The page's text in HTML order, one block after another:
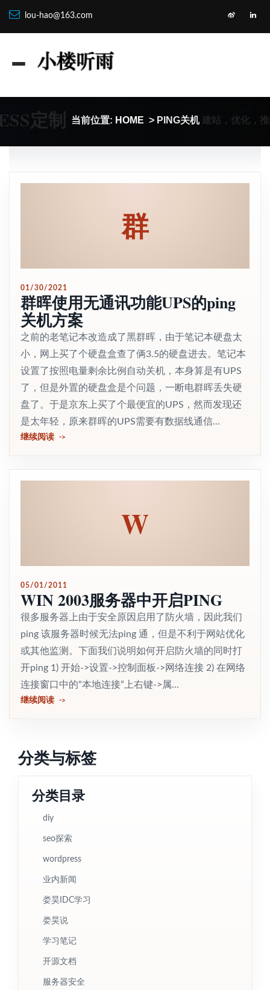
lou-hao@163.com
定制 当前位置: HOME > PING关机 建站，优化，
群
01/30/2021
群晖使用无通讯功能UPS的ping
关机方案
之前的老笔记本改造成了黑群晖，由于笔记本硬盘太
小，网上买了个硬盘盒查了俩3.5的硬盘进去。笔记本
设置了按照电量剩余比例自动关机，本身算是有UPS
了，但是外置的硬盘盒是个问题，一断电群晖丢失硬
盘了。于是京东上买了个最便宜的UPS，然而发现还
是太年轻，原来群晖的UPS需要有数据线通信...
继续阅读
W
05/01/2011
WIN 2003服务器中开启PING
很多服务器上由于安全原因启用了防火墙，因此我们
ping 该服务器时候无法ping 通，但是不利于网站优化
或其他监测。下面我们说明如何开启防火墙的同时打
开ping 1) 开始->设置->控制面板->网络连接 2) 在网络
连接窗口中的“本地连接”上右键->属...
继续阅读
分类与标签
分类目录
diy
seo探索
wordpress
业内新闻
娄昊IDC学习
娄昊说
学习笔记
开源文档
服务器安全